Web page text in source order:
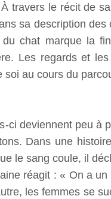
le récit de
sa description
chat marque la
Les regards et
soi au cours du
deviennent peu à
Dans une
le sang coule, il
réagit : « On a
les femmes se